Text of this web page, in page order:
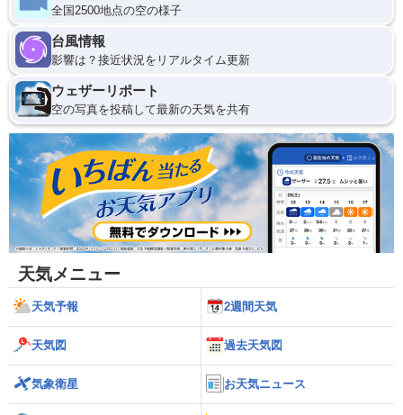
全国2500地点の空の様子
台風情報
影響は？接近状況をリアルタイム更新
ウェザーリポート
空の写真を投稿して最新の天気を共有
天気メニュー
天気予報 2週間天気
天気図 過去天気図
気象衛星 お天気ニュース